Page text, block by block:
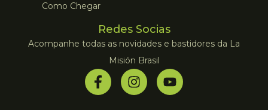
Como Chegar
Redes Socias
Acompanhe todas as novidades e bastidores da La
Misión Brasil